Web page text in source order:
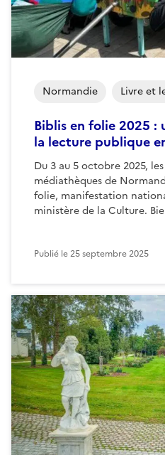
Biblis en folie 2025
la lecture publique
Du 3 au 5 octobre 2025,
médiathèques de
folie, manifestation
ministère de la Culture.
Normandie Livre et
Publié le25 septembre 2025